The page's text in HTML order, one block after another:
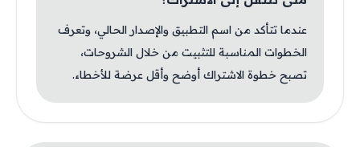
عندما تتأكد من اسم التطبيق والإصدار الحالي، وتعرف
الخطوات المناسبة للتثبيت من خلال الشروحات،
تصبح خطوة الاشتراك أوضح وأقل عرضة للأخطاء.